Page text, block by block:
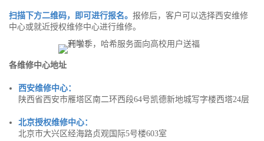
扫描下方二维码，即可进行报名。 报修后，客户可以选择西安维修
中心或就近授权维修中心进行维修。
各维修中心地址
西安维修中心：
陕西省西安市雁塔区南二环西段64号凯德新地城写字楼西塔24层
北京授权维修中心：
北京市大兴区经海路贞观国际5号楼603室